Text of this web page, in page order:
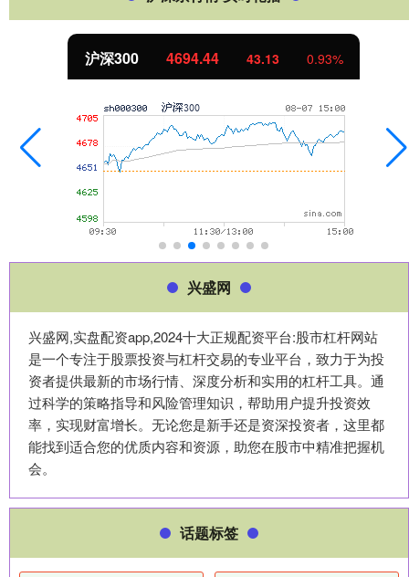
沪深300 4694.44 43.13 0.93%
兴盛网
兴盛网,实盘配资app,2024十大正规配资平台:股市杠杆网站
是一个专注于股票投资与杠杆交易的专业平台，致力于为投
资者提供最新的市场行情、深度分析和实用的杠杆工具。通
过科学的策略指导和风险管理知识，帮助用户提升投资效
率，实现财富增长。无论您是新手还是资深投资者，这里都
能找到适合您的优质内容和资源，助您在股市中精准把握机
会。
话题标签